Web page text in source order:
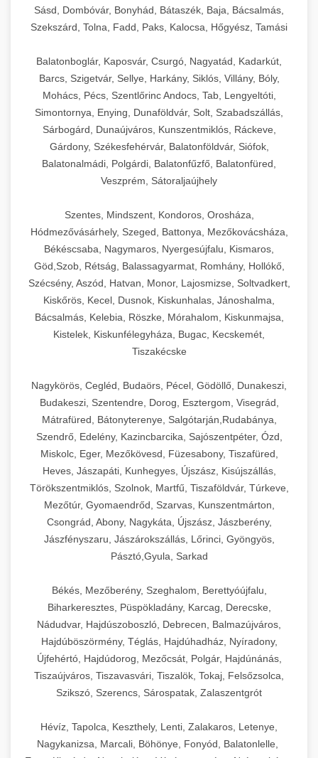
Sásd, Dombóvár, Bonyhád, Bátaszék, Baja, Bácsalmás,
Szekszárd, Tolna, Fadd, Paks, Kalocsa, Hőgyész, Tamási
Balatonboglár, Kaposvár, Csurgó, Nagyatád, Kadarkút,
Barcs, Szigetvár, Sellye, Harkány, Siklós, Villány, Bóly,
Mohács, Pécs, Szentlőrinc Andocs, Tab, Lengyeltóti,
Simontornya, Enying, Dunaföldvár, Solt, Szabadszállás,
Sárbogárd, Dunaújváros, Kunszentmiklós, Ráckeve,
Gárdony, Székesfehérvár, Balatonföldvár, Siófok,
Balatonalmádi, Polgárdi, Balatonfűzfő, Balatonfüred,
Veszprém, Sátoraljaújhely
Szentes, Mindszent, Kondoros, Orosháza,
Hódmezővásárhely, Szeged, Battonya, Mezőkovácsháza,
Békéscsaba, Nagymaros, Nyergesújfalu, Kismaros,
Göd,Szob, Rétság, Balassagyarmat, Romhány, Hollókő,
Szécsény, Aszód, Hatvan, Monor, Lajosmizse, Soltvadkert,
Kiskőrös, Kecel, Dusnok, Kiskunhalas, Jánoshalma,
Bácsalmás, Kelebia, Röszke, Mórahalom, Kiskunmajsa,
Kistelek, Kiskunfélegyháza, Bugac, Kecskemét,
Tiszakécske
Nagykörös, Cegléd, Budaörs, Pécel, Gödöllő, Dunakeszi,
Budakeszi, Szentendre, Dorog, Esztergom, Visegrád,
Mátrafüred, Bátonyterenye, Salgótarján,Rudabánya,
Szendrő, Edelény, Kazincbarcika, Sajószentpéter, Ózd,
Miskolc, Eger, Mezőkövesd, Füzesabony, Tiszafüred,
Heves, Jászapáti, Kunhegyes, Újszász, Kisújszállás,
Törökszentmiklós, Szolnok, Martfű, Tiszaföldvár, Túrkeve,
Mezőtúr, Gyomaendrőd, Szarvas, Kunszentmárton,
Csongrád, Abony, Nagykáta, Újszász, Jászberény,
Jászfényszaru, Jászárokszállás, Lőrinci, Gyöngyös,
Pásztó,Gyula, Sarkad
Békés, Mezőberény, Szeghalom, Berettyóújfalu,
Biharkeresztes, Püspökladány, Karcag, Derecske,
Nádudvar, Hajdúszoboszló, Debrecen, Balmazújváros,
Hajdúböszörmény, Téglás, Hajdúhadház, Nyíradony,
Újfehértó, Hajdúdorog, Mezőcsát, Polgár, Hajdúnánás,
Tiszaújváros, Tiszavasvári, Tiszalök, Tokaj, Felsőzsolca,
Szikszó, Szerencs, Sárospatak, Zalaszentgrót
Hévíz, Tapolca, Keszthely, Lenti, Zalakaros, Letenye,
Nagykanizsa, Marcali, Böhönye, Fonyód, Balatonlelle,